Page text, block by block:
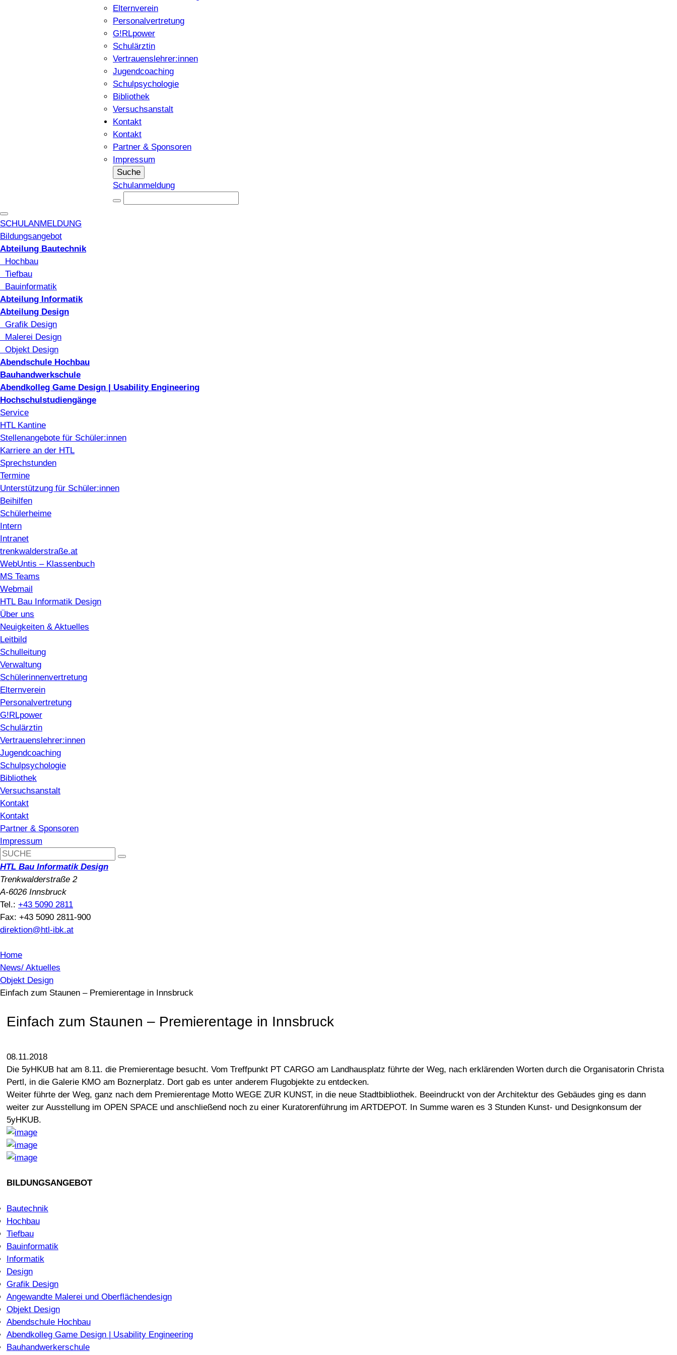
Elternverein
Personalvertretung
G!RLpower
Schulärztin
Vertrauenslehrer:innen
Jugendcoaching
Schulpsychologie
Bibliothek
Versuchsanstalt
Kontakt
Kontakt
Partner & Sponsoren
Impressum
Suche
Schulanmeldung
SCHULANMELDUNG
Bildungsangebot
Abteilung Bautechnik
Hochbau
Tiefbau
Bauinformatik
Abteilung Informatik
Abteilung Design
Grafik Design
Malerei Design
Objekt Design
Abendschule Hochbau
Bauhandwerkschule
Abendkolleg Game Design | Usability Engineering
Hochschulstudiengänge
Service
HTL Kantine
Stellenangebote für Schüler:innen
Karriere an der HTL
Sprechstunden
Termine
Unterstützung für Schüler:innen
Beihilfen
Schülerheime
Intern
Intranet
trenkwalderstraße.at
WebUntis – Klassenbuch
MS Teams
Webmail
HTL Bau Informatik Design
Über uns
Neuigkeiten & Aktuelles
Leitbild
Schulleitung
Verwaltung
Schülerinnenvertretung
Elternverein
Personalvertretung
G!RLpower
Schulärztin
Vertrauenslehrer:innen
Jugendcoaching
Schulpsychologie
Bibliothek
Versuchsanstalt
Kontakt
Kontakt
Partner & Sponsoren
Impressum
HTL Bau Informatik Design
Trenkwalderstraße 2
A-6026 Innsbruck
Tel.: +43 5090 2811
Fax: +43 5090 2811-900
direktion@htl-ibk.at
Home
News/ Aktuelles
Objekt Design
Einfach zum Staunen – Premierentage in Innsbruck
Einfach zum Staunen – Premierentage in Innsbruck
08.11.2018
Die 5yHKUB hat am 8.11. die Premierentage besucht. Vom Treffpunkt PT CARGO am Landhausplatz führte der Weg, nach erklärenden Worten durch die Organisatorin Christa
Pertl, in die Galerie KMO am Boznerplatz. Dort gab es unter anderem Flugobjekte zu entdecken.
Weiter führte der Weg, ganz nach dem Premierentage Motto WEGE ZUR KUNST, in die neue Stadtbibliothek. Beeindruckt von der Architektur des Gebäudes ging es dann
weiter zur Ausstellung im OPEN SPACE und anschließend noch zu einer Kuratorenführung im ARTDEPOT. In Summe waren es 3 Stunden Kunst- und Designkonsum der
5yHKUB.
BILDUNGSANGEBOT
Bautechnik
Hochbau
Tiefbau
Bauinformatik
Informatik
Design
Grafik Design
Angewandte Malerei und Oberflächendesign
Objekt Design
Abendschule Hochbau
Abendkolleg Game Design | Usability Engineering
Bauhandwerkerschule